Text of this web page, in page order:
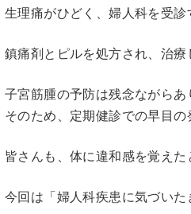
生理痛がひどく、婦人科を受診
鎮痛剤とピルを処方され、治療
子宮筋腫の予防は残念ながらあ
そのため、定期健診での早目の
皆さんも、体に違和感を覚えた
今回は「婦人科疾患に気づいた